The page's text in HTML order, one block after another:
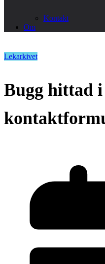
Kontakt
Om
Lekarkivet
Bugg hittad i